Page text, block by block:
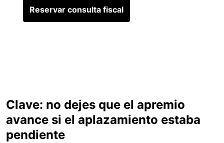
Reservar consulta fiscal
Clave: no dejes que el apremio
avance si el aplazamiento estaba
pendiente